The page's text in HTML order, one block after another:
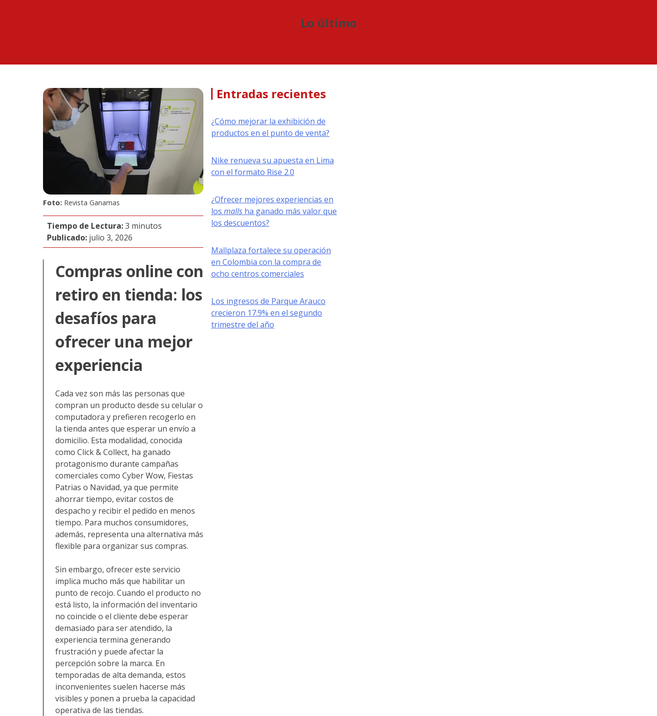
Lo último
Foto: Revista Ganamas
Tiempo de Lectura:3 minutos
Publicado: julio 3, 2026
Compras online con
retiro en tienda: los
desafíos para
ofrecer una mejor
experiencia
Cada vez son más las personas que
compran un producto desde su celular o
computadora y prefieren recogerlo en
la tienda antes que esperar un envío a
domicilio. Esta modalidad, conocida
como Click & Collect, ha ganado
protagonismo durante campañas
comerciales como Cyber Wow, Fiestas
Patrias o Navidad, ya que permite
ahorrar tiempo, evitar costos de
despacho y recibir el pedido en menos
tiempo. Para muchos consumidores,
además, representa una alternativa más
flexible para organizar sus compras.
Sin embargo, ofrecer este servicio
implica mucho más que habilitar un
punto de recojo. Cuando el producto no
está listo, la información del inventario
no coincide o el cliente debe esperar
demasiado para ser atendido, la
experiencia termina generando
frustración y puede afectar la
percepción sobre la marca. En
temporadas de alta demanda, estos
inconvenientes suelen hacerse más
visibles y ponen a prueba la capacidad
operativa de las tiendas.
Entradas recientes
¿Cómo mejorar la exhibición de
productos en el punto de venta?
Nike renueva su apuesta en Lima
con el formato Rise 2.0
¿Ofrecer mejores experiencias en
los malls ha ganado más valor que
los descuentos?
Mallplaza fortalece su operación
en Colombia con la compra de
ocho centros comerciales
Los ingresos de Parque Arauco
crecieron 17.9% en el segundo
trimestre del año